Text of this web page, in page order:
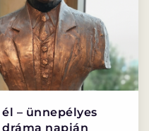
– ünnepélyes
napján